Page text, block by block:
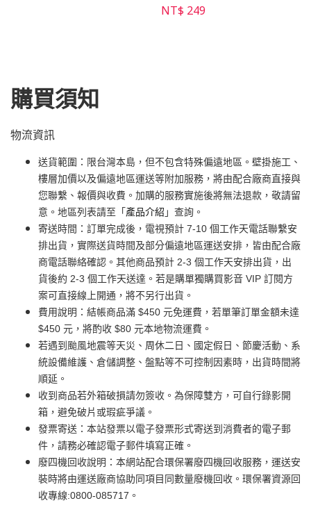
NT$ 249
購買須知
物流資訊
送貨範圍：限台灣本島，但不包含特殊偏遠地區。壁掛施工、
樓層加價以及偏遠地區運送等附加服務，將由配合廠商直接與
您聯繫、報價與收費。加購的服務實施後將無法退款，敬請留
意。地區列表請至「 產品介紹 」查詢。
寄送時間：訂單完成後，電視預計 7-10 個工作天電話聯繫安
排出貨，實際送貨時間及部分偏遠地區運送安排，皆由配合廠
商電話聯絡確認。其他商品預計 2-3 個工作天安排出貨，出
貨後約 2-3 個工作天送達。若是購單獨購買影音 VIP 訂閱方
案可直接線上開通，將不另行出貨。
費用說明：結帳商品滿 $450 元免運費，若單筆訂單金額未達
$450 元，將酌收 $80 元本地物流運費。
若遇到颱風地震等天災、周休二日、國定假日、節慶活動、系
統設備維護、倉儲調整、盤點等不可控制因素時，出貨時間將
順延。
收到商品若外箱破損請勿簽收。為保障雙方，可自行錄影開
箱，避免破片或瑕疵爭議。
發票寄送：本站發票以電子發票形式寄送到消費者的電子郵
件，請務必確認電子郵件填寫正確。
廢四機回收說明：本網站配合環保署廢四機回收服務，運送安
裝時將由運送廠商協助同項目同數量廢機回收。環保署資源回
收專線:0800-085717。